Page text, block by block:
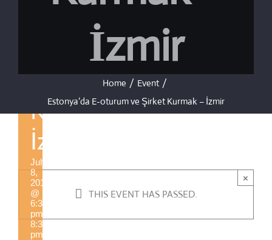
İzmir
Home / Event /
Estonya’da E-oturum ve Şirket Kurmak – İzmir
×
THIS EVENT HAS PASSED.
Estonya’da
E-oturum
ve Şirket
Kurmak –
İzmir
July
8,
2019
@
6:30
pm
8:30
pm